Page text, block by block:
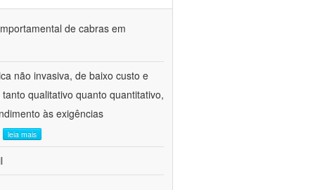
de cabras em
não invasiva, de baixo custo e
qualitativo quanto quantitativo,
às exigências
leia mais